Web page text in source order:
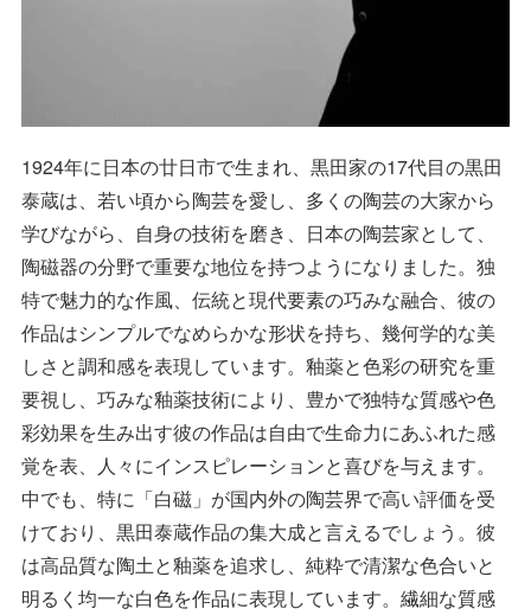
1924年に日本の廿日市で生まれ、黒田家の17代目の黒田
泰蔵は、若い頃から陶芸を愛し、多くの陶芸の大家から
学びながら、自身の技術を磨き、日本の陶芸家として、
陶磁器の分野で重要な地位を持つようになりました。独
特で魅力的な作風、伝統と現代要素の巧みな融合、彼の
作品はシンプルでなめらかな形状を持ち、幾何学的な美
しさと調和感を表現しています。釉薬と色彩の研究を重
要視し、巧みな釉薬技術により、豊かで独特な質感や色
彩効果を生み出す彼の作品は自由で生命力にあふれた感
覚を表、人々にインスピレーションと喜びを与えます。
中でも、特に「白磁」が国内外の陶芸界で高い評価を受
けており、黒田泰蔵作品の集大成と言えるでしょう。彼
は高品質な陶土と釉薬を追求し、純粋で清潔な色合いと
明るく均一な白色を作品に表現しています。繊細な質感